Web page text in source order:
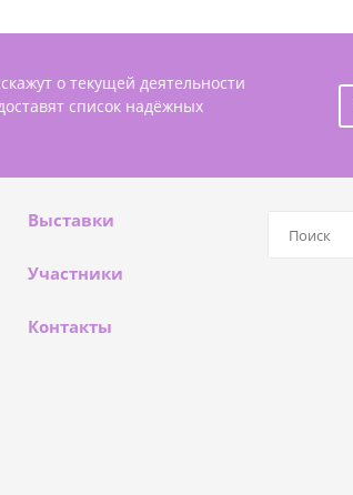
о текущей деятельности
список надёжных
Выставки
Участники
Контакты